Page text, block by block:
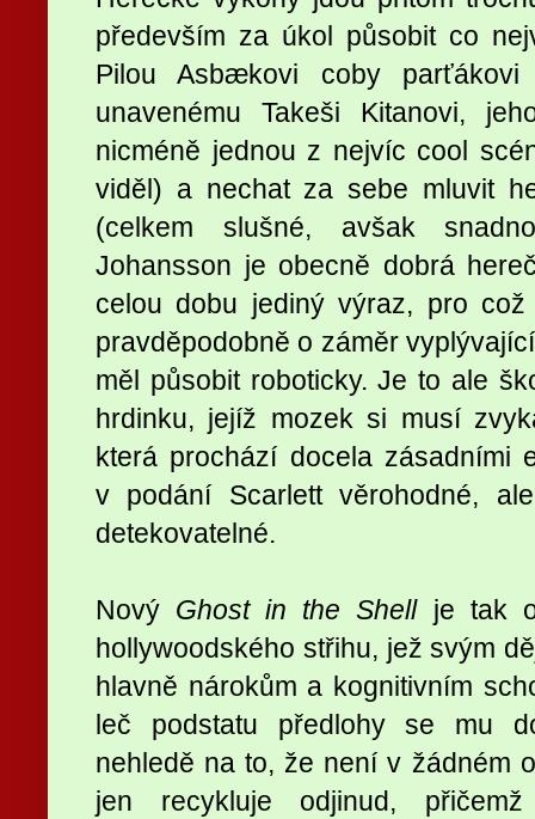
především za úkol působit co
Pilou Asbækovi coby
unavenému Takeši Kitanovi,
nicméně jednou z nejvíc cool
viděl) a nechat za sebe mluvit
(celkem slušné, avšak
Johansson je obecně dobrá
celou dobu jediný výraz, pro
pravděpodobně o záměr
měl působit roboticky. Je to ale
hrdinku, jejíž mozek si musí
která prochází docela zásadními
v podání Scarlett věrohodné,
detekovatelné.
Nový Ghost in the Shellje tak
hollywoodského střihu, jež svým
hlavně nárokům a kognitivním
leč podstatu předlohy se mu
nehledě na to, že není v žádném
jen recykluje odjinud,